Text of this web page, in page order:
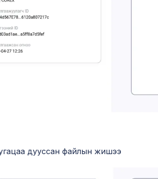
дууссан файлын жишээ